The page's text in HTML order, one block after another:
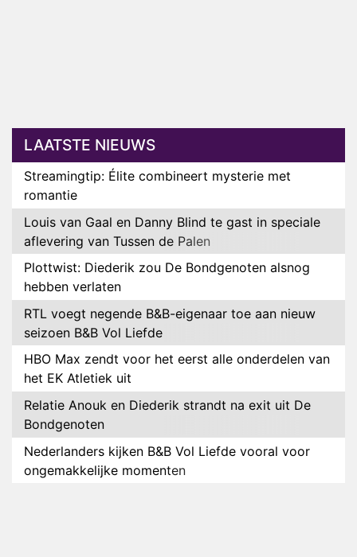
LAATSTE NIEUWS
Streamingtip: Élite combineert mysterie met
romantie
Louis van Gaal en Danny Blind te gast in speciale
aflevering van Tussen de Palen
Plottwist: Diederik zou De Bondgenoten alsnog
hebben verlaten
RTL voegt negende B&B-eigenaar toe aan nieuw
seizoen B&B Vol Liefde
HBO Max zendt voor het eerst alle onderdelen van
het EK Atletiek uit
Relatie Anouk en Diederik strandt na exit uit De
Bondgenoten
Nederlanders kijken B&B Vol Liefde vooral voor
ongemakkelijke momenten